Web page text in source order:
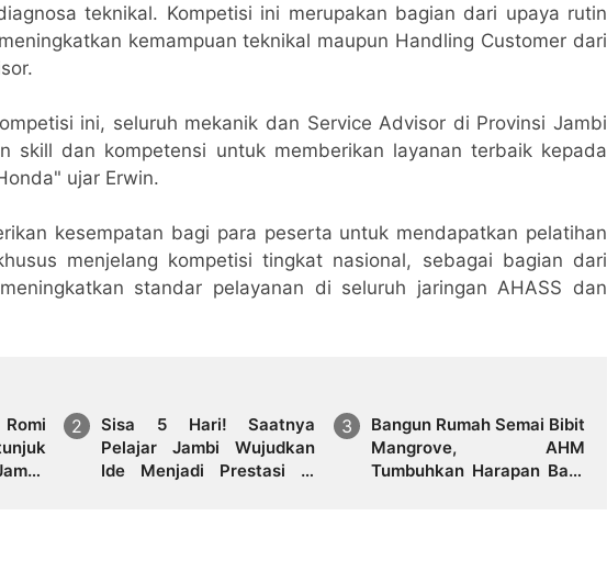
teknikal. Kompetisi ini merupakan bagian dari upaya rutin
kemampuan teknikal maupun Handling Customer dari
ini, seluruh mekanik dan Service Advisor di Provinsi Jambi
skill dan kompetensi untuk memberikan layanan terbaik kepada
ujar Erwin.
kesempatan bagi para peserta untuk mendapatkan pelatihan
menjelang kompetisi tingkat nasional, sebagai bagian dari
standar pelayanan di seluruh jaringan AHASS dan
Sisa 5 Hari! Saatnya
Pelajar Jambi Wujudkan
Ide Menjadi Prestasi di
Bangun Rumah Semai Bibit
Mangrove, AHM
Tumbuhkan Harapan Baru